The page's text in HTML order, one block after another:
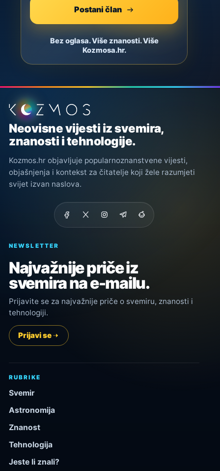
Postani član
Bez oglasa. Više znanosti. Više
Kozmosa.hr.
Podnožje stranice
Neovisne vijesti iz svemira,
znanosti i tehnologije.
Kozmos.hr objavljuje popularnoznanstvene vijesti,
objašnjenja i kontekst za čitatelje koji žele razumjeti
svijet izvan naslova.
NEWSLETTER
Najvažnije priče iz
svemira na e-mailu.
Prijavite se za najvažnije priče o svemiru, znanosti i
tehnologiji.
Prijavi se
RUBRIKE
Svemir
Astronomija
Znanost
Tehnologija
Jeste li znali?